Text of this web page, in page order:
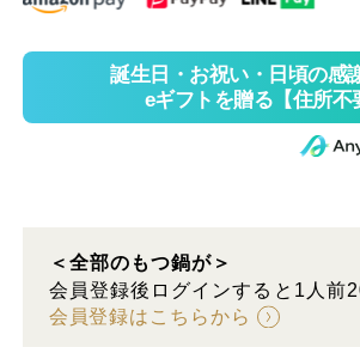
＜全部のもつ鍋が＞
会員登録後ログインすると1人前
会員登録はこちらから